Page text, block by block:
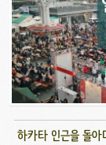
하카타 인근을 돌아